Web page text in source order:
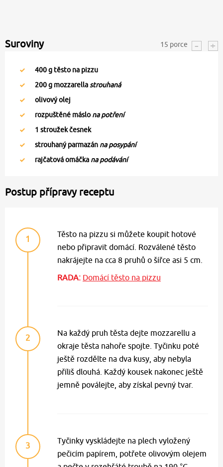
Suroviny 15 porce
400g těsto na pizzu
200g mozzarella strouhaná
olivový olej
rozpuštěné máslo na potření
1 stroužek česnek
strouhaný parmazán na posypání
rajčatová omáčka na podávání
Postup přípravy receptu
1
Těsto na pizzu si můžete koupit hotové
nebo připravit domácí. Rozválené těsto
nakrájejte na cca 8 pruhů o šířce asi 5 cm.
RADA: Domácí těsto na pizzu
2
Na každý pruh těsta dejte mozzarellu a
okraje těsta nahoře spojte. Tyčinku poté
ještě rozdělte na dva kusy, aby nebyla
příliš dlouhá. Každý kousek nakonec ještě
jemně poválejte, aby získal pevný tvar.
3
Tyčinky vyskládejte na plech vyložený
pečicím papírem, potřete olivovým olejem